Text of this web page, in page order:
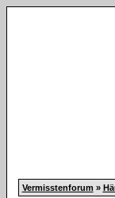
Vermisstenforum »